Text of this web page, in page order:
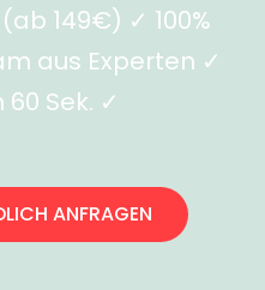
149€) ✓ 100%
aus Experten ✓
Sek. ✓
ANFRAGEN